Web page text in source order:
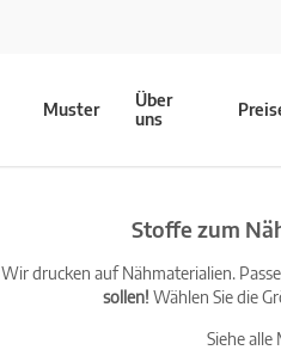
Muster
Über
uns
Stoffe zum
Wir drucken auf Nähmaterialien.
sollen! Wählen Sie die
Siehe alle